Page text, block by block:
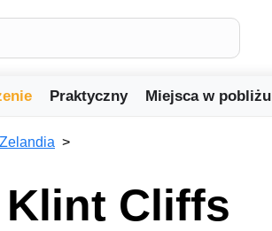
Praktyczny Miejsca w pobliżu
Zelandia
Klint Cliffs